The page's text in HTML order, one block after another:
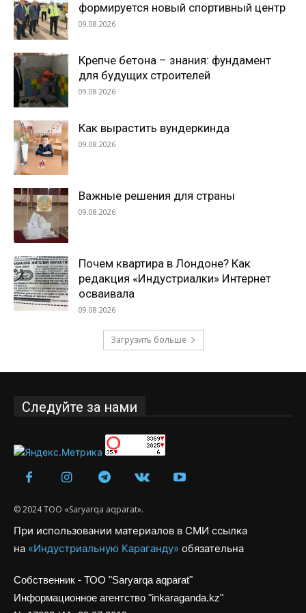
формируется новый спортивный центр
09.08.2026
Крепче бетона – знания: фундамент
для будущих строителей
09.08.2026
Как вырастить вундеркинда
09.08.2026
Важные решения для страны
09.08.2026
Почем квартира в Лондоне? Как
редакция «Индустриалки» Интернет
осваивала
09.08.2026
Загрузить больше
Следуйте за нами
© 2024 ТОО «Saryarqa aqparat».
При использовании материалов в СМИ ссылка
на «Индустриальную Караганду» обязательна
Собственник - ТОО "Saryarqa aqparat"
Информационное агентство "inkaraganda.kz"